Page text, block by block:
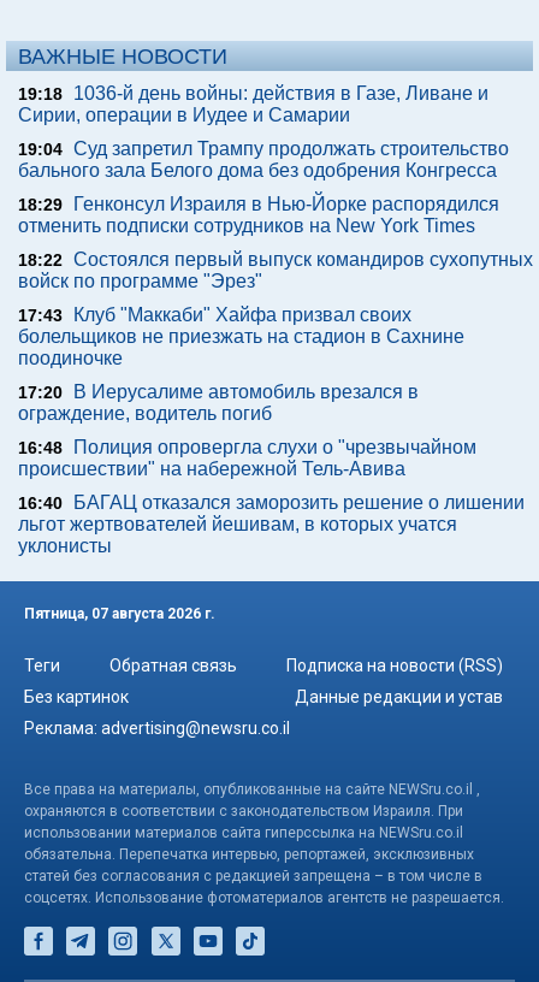
ВАЖНЫЕ НОВОСТИ
19:18
1036-й день войны: действия в Газе, Ливане и
Сирии, операции в Иудее и Самарии
19:04 Суд запретил Трампу продолжать строительство
бального зала Белого дома без одобрения Конгресса
18:29
Генконсул Израиля в Нью-Йорке распорядился
отменить подписки сотрудников на New York Times
18:22 Состоялся первый выпуск командиров сухопутных
войск по программе "Эрез"
17:43
Клуб "Маккаби" Хайфа призвал своих
болельщиков не приезжать на стадион в Сахнине
поодиночке
17:20
В Иерусалиме автомобиль врезался в
ограждение, водитель погиб
16:48
Полиция опровергла слухи о "чрезвычайном
происшествии" на набережной Тель-Авива
16:40
БАГАЦ отказался заморозить решение о лишении
льгот жертвователей йешивам, в которых учатся
уклонисты
Пятница, 07 августа 2026 г.
Теги Обратная связь
Подписка на новости (RSS)
Без картинок
Данные редакции и устав
Реклама: advertising@newsru.co.il
Все права на материалы, опубликованные на сайте NEWSru.co.il ,
охраняются в соответствии с законодательством Израиля. При
использовании материалов сайта гиперссылка на NEWSru.co.il
обязательна. Перепечатка интервью, репортажей, эксклюзивных
статей без согласования с редакцией запрещена – в том числе в
соцсетях. Использование фотоматериалов агентств не разрешается.